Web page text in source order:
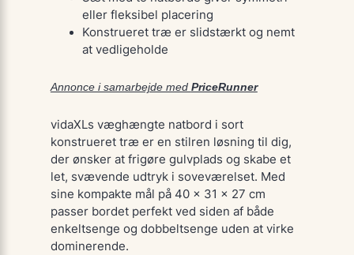
eller fleksibel placering
Konstrueret træ er slidstærkt og nemt
at vedligeholde
Annonce i samarbejde med PriceRunner
vidaXLs væghængte natbord i sort
konstrueret træ er en stilren løsning til dig,
der ønsker at frigøre gulvplads og skabe et
let, svævende udtryk i soveværelset. Med
sine kompakte mål på 40 × 31 × 27 cm
passer bordet perfekt ved siden af både
enkeltsenge og dobbeltsenge uden at virke
dominerende.